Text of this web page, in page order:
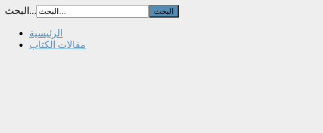
البحث...
الرئيسية
مقالات الكتاب